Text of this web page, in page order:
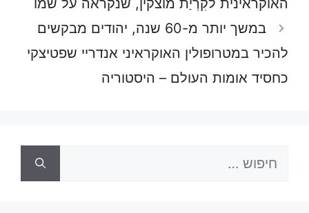
האוקראינית לקִרְיַת מוצקין, שנקראה על שמו
במשך יותר מ-60 שנה, יהודים מבקשים
להכיר במטרופולין האוקראיני אנדריי שפטיצקי
כחסיד אומות העולם – היסטוריה